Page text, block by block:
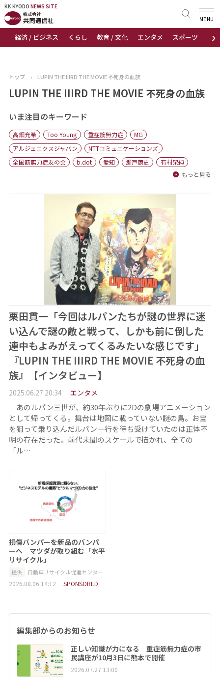
KK KYODO NEWS SITE
›
経済 / ビジネス くらし 教育 / 文化 エンタメ スポーツ 地域
MENU
KK KYODONEWS SITE
トップページ
ニュース
おすすめコンテンツ
出版物
会社概要
トップ › LUPIN THE IIIRD THE MOVIE 不死身の血族
LUPIN THE IIIRD THE MOVIE 不死身の血族
いま注目のキーワード
高畑充希 Too Young 重症筋無力症
MG
アルジェニクスジャパン
NTTコミュニケーションズ
全国筋無力症友の会
b.dot 愛知 瀬戸康史
有村架純
もっと見る
栗田貫一「今回はルパンたちが謎の世界に迷
い込んで謎の敵と戦って、しかも前に倒した
連中もよみがえってくるみたいな感じです」
『LUPIN THE IIIRD THE MOVIE 不死身の血
族』【インタビュー】
2025.06.27 20:34 エンタメ
あのルパン三世が、約30年ぶりに2Dの劇場アニメーション
として帰ってくる。舞台は地図に載っていない謎の島。お宝
を狙って乗り込んだルパン一行を待ち受けていたのは正体不
明の存在だった。前代未聞のスケールで描かれ、全ての
「ル…
損傷バンパーを新品のバンパ
ーへ マツダが取り組む「水平
リサイクル」
提供 自動車リサイクル促進センター
2026.08.06 14:12 SPONSORED
編集部からのお知らせ
正しい知識が力になる 重症筋無力症の市
民講座が10月3日に熊本で開催
2026.07.27 13:00